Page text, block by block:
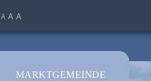
A A A
MARKTGEMEINDE